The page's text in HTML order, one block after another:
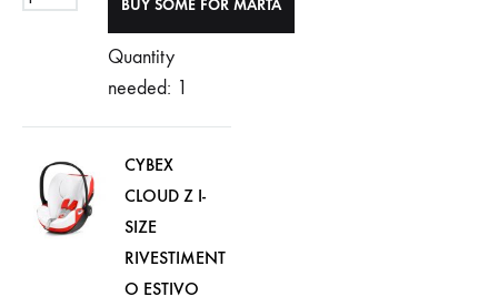
Quantity
needed: 1
CYBEX
CLOUD Z I-
SIZE
RIVESTIMENT
O ESTIVO